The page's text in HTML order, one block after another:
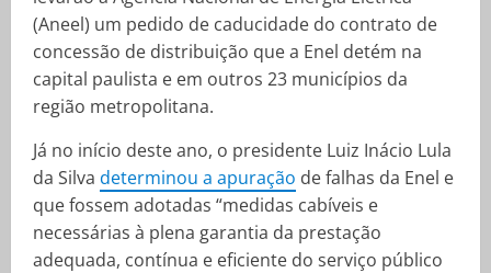
(Aneel) um pedido de caducidade do contrato de
concessão de distribuição que a Enel detém na
capital paulista e em outros 23 municípios da
região metropolitana.
Já no início deste ano, o presidente Luiz Inácio Lula
da Silva determinou a apuração de falhas da Enel e
que fossem adotadas “medidas cabíveis e
necessárias à plena garantia da prestação
adequada, contínua e eficiente do serviço público